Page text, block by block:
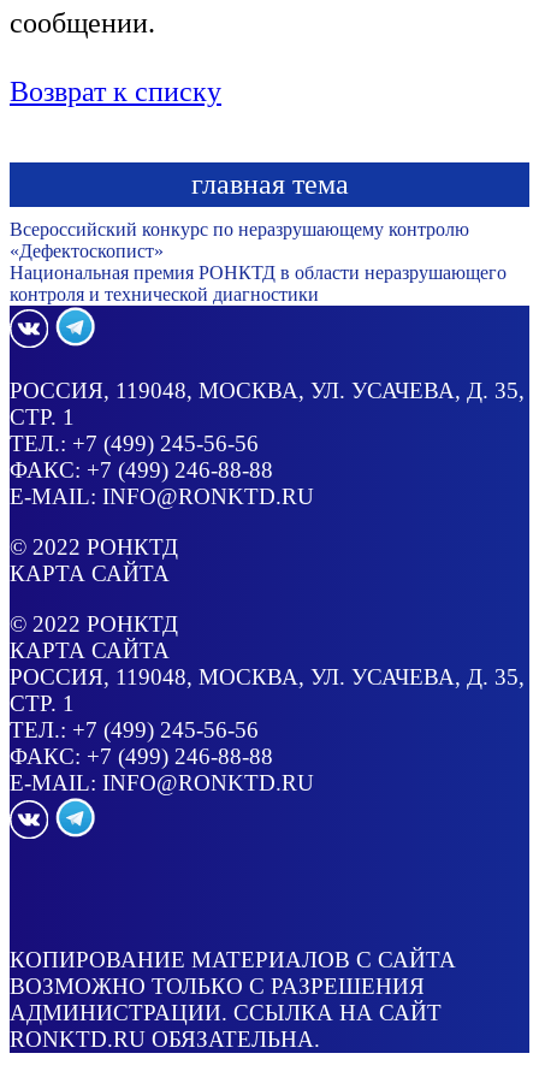
сообщении.
Возврат к списку
главная тема
Всероссийский конкурс по неразрушающему контролю
«Дефектоскопист»
Национальная премия РОНКТД в области неразрушающего
контроля и технической диагностики
РОССИЯ, 119048, МОСКВА, УЛ. УСАЧЕВА, Д. 35,
СТР. 1
ТЕЛ.: +7 (499) 245-56-56
ФАКС: +7 (499) 246-88-88
E-MAIL: INFO@RONKTD.RU
© 2022 РОНКТД
КАРТА САЙТА
© 2022 РОНКТД
КАРТА САЙТА
РОССИЯ, 119048, МОСКВА, УЛ. УСАЧЕВА, Д. 35,
СТР. 1
ТЕЛ.: +7 (499) 245-56-56
ФАКС: +7 (499) 246-88-88
E-MAIL: INFO@RONKTD.RU
КОПИРОВАНИЕ МАТЕРИАЛОВ С САЙТА
ВОЗМОЖНО ТОЛЬКО С РАЗРЕШЕНИЯ
АДМИНИСТРАЦИИ. ССЫЛКА НА САЙТ
RONKTD.RU ОБЯЗАТЕЛЬНА.